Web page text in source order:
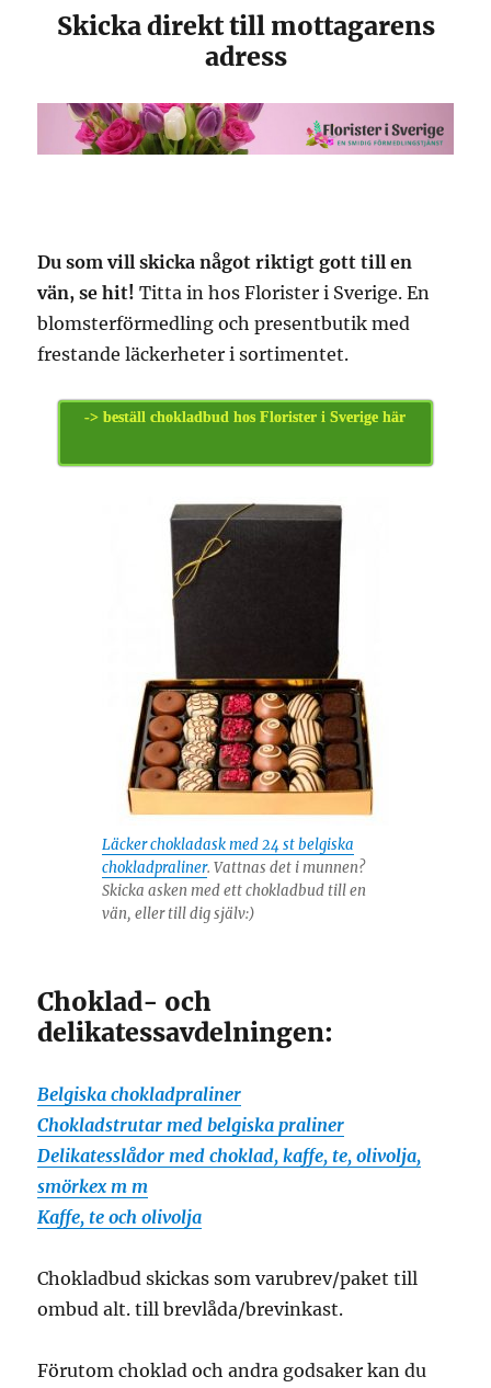
Skicka direkt till mottagarens
adress
Du som vill skicka något riktigt gott till en
vän, se hit! Titta in hos Florister i Sverige. En
blomsterförmedling och presentbutik med
frestande läckerheter i sortimentet.
-> beställ chokladbud hos Florister i Sverige här
Läcker chokladask med 24 st belgiska
chokladpraliner. Vattnas det i munnen?
Skicka asken med ett chokladbud till en
vän, eller till dig själv:)
Choklad- och
delikatessavdelningen:
Belgiska chokladpraliner
Chokladstrutar med belgiska praliner
Delikatesslådor med choklad, kaffe, te, olivolja,
smörkex m m
Kaffe, te och olivolja
Chokladbud skickas som varubrev/paket till
ombud alt. till brevlåda/brevinkast.
Förutom choklad och andra godsaker kan du